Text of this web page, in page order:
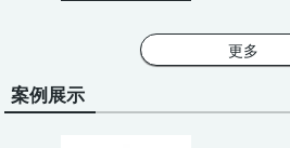
更多
案例展示